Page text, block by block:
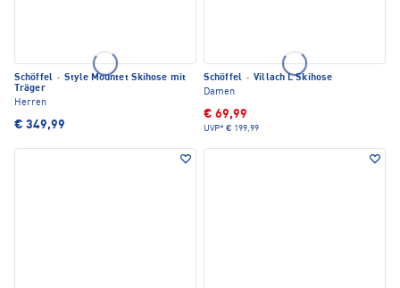
Schöffel · Style Mountet Skihose mit
Träger
Herren
€ 349,99
Schöffel · Villach L Skihose
Damen
€ 69,99
UVP* € 199,99